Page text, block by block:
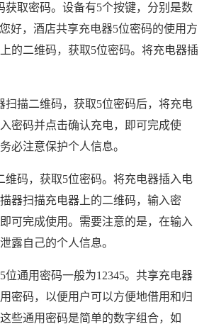
获取密码。设备有5个按键，分别是数
好，酒店共享充电器5位密码的使用方
的二维码，获取5位密码。将充电器插
扫描二维码，获取5位密码后，将充电
密码并点击确认充电，即可完成使
必注意保护个人信息。
维码，获取5位密码。将充电器插入电
器扫描充电器上的二维码，输入密
可完成使用。需要注意的是，在输入
露自己的个人信息。
位通用密码一般为12345。共享充电器
密码，以便用户可以方便地借用和归
些通用密码是简单的数字组合，如